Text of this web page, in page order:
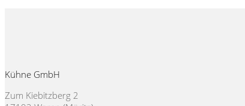
Kühne GmbH
Zum Kiebitzberg 2